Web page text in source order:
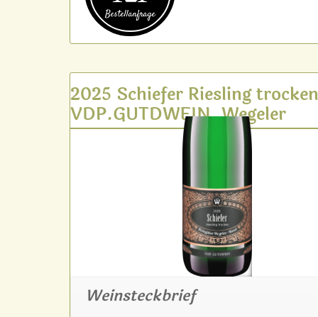
Bestell­anfrage
2025 Schiefer Riesling
VDP.GUTDWEIN, Wegeler
Weinsteckbrief